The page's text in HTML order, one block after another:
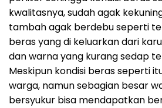
kwalitasnya, sudah agak
tambah agak berdebu seperti
beras yang di keluarkan dari
dan warna yang kurang sedap
Meskipun kondisi beras seperti
warga, namun sebagian besar
bersyukur bisa mendapatkan